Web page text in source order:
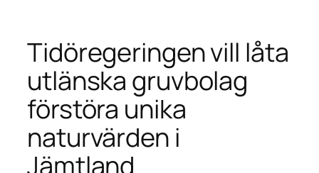
Tidöregeringen vill låta
utlänska gruvbolag
förstöra unika
naturvärden i
Jämtland